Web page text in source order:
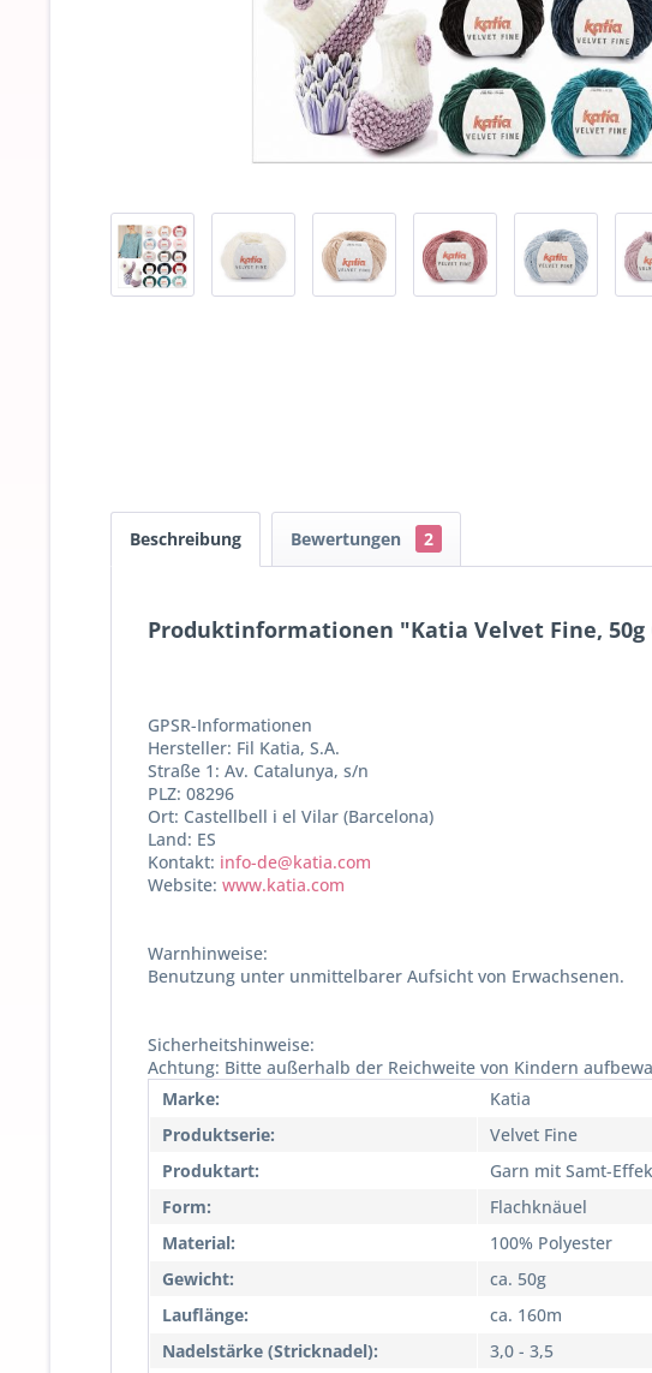
Beschreibung Bewertungen 2
Produktinformationen "Katia Velvet Fine,
GPSR-Informationen
Hersteller: Fil Katia, S.A.
Straße 1: Av. Catalunya, s/n
PLZ: 08296
Ort: Castellbell i el Vilar (Barcelona)
Land: ES
Kontakt: info-de@katia.com
Website: www.katia.com
Warnhinweise:
Benutzung unter unmittelbarer Aufsicht von Erwachsenen.
Sicherheitshinweise:
Achtung: Bitte außerhalb der Reichweite von Kindern
Marke:
Katia
Produktserie:
Velvet Fine
Produktart:
Garn mit Samt-
Form:
Flachknäuel
Material:
100% Polyester
Gewicht:
ca. 50g
Lauflänge:
ca. 160m
Nadelstärke (Stricknadel):
3,0 - 3,5